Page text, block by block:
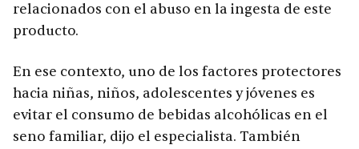
relacionados con el abuso en la ingesta de este
producto.
En ese contexto, uno de los factores protectores
hacia niñas, niños, adolescentes y jóvenes es
evitar el consumo de bebidas alcohólicas en el
seno familiar, dijo el especialista. También